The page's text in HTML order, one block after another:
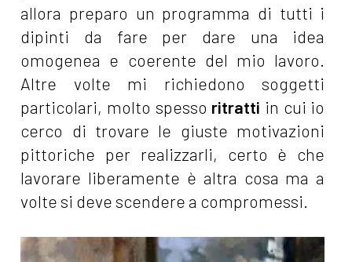
allora preparo un programma di tutti i
dipinti da fare per dare una idea
omogenea e coerente del mio lavoro.
Altre volte mi richiedono soggetti
particolari, molto spesso ritratti in cui io
cerco di trovare le giuste motivazioni
pittoriche per realizzarli, certo è che
lavorare liberamente è altra cosa ma a
volte si deve scendere a compromessi.